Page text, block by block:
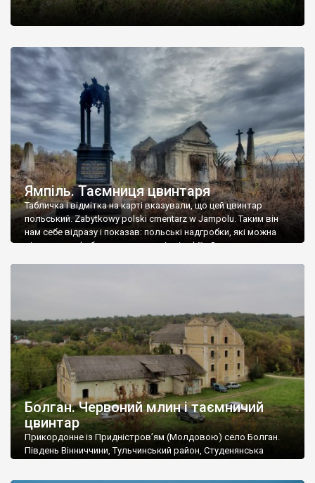
Ямпіль. Таємниця цвинтаря
Табличка і відмітка на карті вказували, що цей цвинтар
польський. Zabytkowy polski cmentarz w Jampolu. Таким він
нам себе відразу і показав: польські надгробки, які можна
віднести до фабричних, польські епітафії… Загалом цвинтар
Болган. Червоний млин і таємничий
цвинтар
Прикордонне із Придністров’ям (Молдовою) село Болган.
Південь Вінниччини, Тульчинський район, Студенянська